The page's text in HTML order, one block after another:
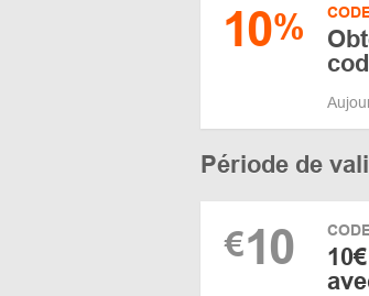
10%
Période de
€10